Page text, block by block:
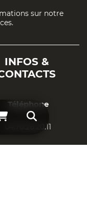
sur notre
INFOS &
Téléphone
04.76.26.20.11